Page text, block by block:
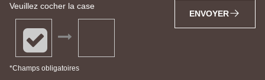
Veuillez cocher la case
*Champs obligatoires
ENVOYER